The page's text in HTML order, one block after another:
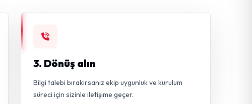
3. Dönüş alın
Bilgi talebi bırakırsanız ekip uygunluk ve kurulum
süreci için sizinle iletişime geçer.